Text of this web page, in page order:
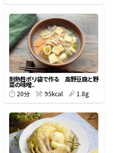
韓福善シリーズ
耐熱性ポリ袋で作る 高野豆腐と野
菜の味噌..
20分
95kcal 1.8g